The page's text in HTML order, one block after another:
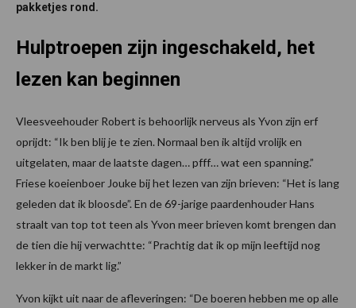
pakketjes rond.
Hulptroepen zijn ingeschakeld, het
lezen kan beginnen
Vleesveehouder Robert is behoorlijk nerveus als Yvon zijn erf
oprijdt: “Ik ben blij je te zien. Normaal ben ik altijd vrolijk en
uitgelaten, maar de laatste dagen… pfff… wat een spanning.”
Friese koeienboer Jouke bij het lezen van zijn brieven: “Het is lang
geleden dat ik bloosde”. En de 69-jarige paardenhouder Hans
straalt van top tot teen als Yvon meer brieven komt brengen dan
de tien die hij verwachtte: “Prachtig dat ik op mijn leeftijd nog
lekker in de markt lig.”
Yvon kijkt uit naar de afleveringen: “De boeren hebben me op alle